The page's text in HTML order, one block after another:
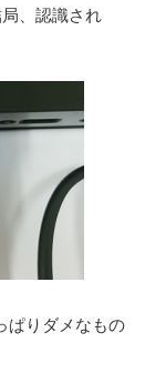
、認識され
ぱりダメなもの